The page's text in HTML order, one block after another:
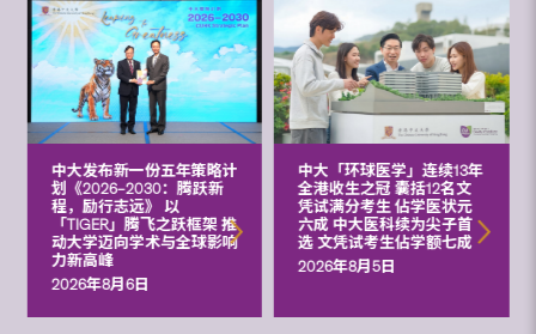
中大发布新一份五年策略计
划《2026‒2030：腾跃新
程，励行志远》 以
「TIGER」腾飞之跃框架 推
动大学迈向学术与全球影响
力新高峰
2026年8月6日
中大「环球医学」连续13年
全港收生之冠 囊括12名文
凭试满分考生 佔学医状元
六成 中大医科续为尖子首
选 文凭试考生佔学额七成
2026年8月5日